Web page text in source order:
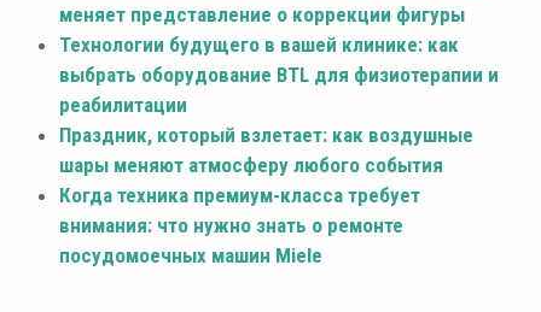
меняет представление о коррекции фигуры
Технологии будущего в вашей клинике: как
выбрать оборудование BTL для физиотерапии и
реабилитации
Праздник, который взлетает: как воздушные
шары меняют атмосферу любого события
Когда техника премиум-класса требует
внимания: что нужно знать о ремонте
посудомоечных машин Miele